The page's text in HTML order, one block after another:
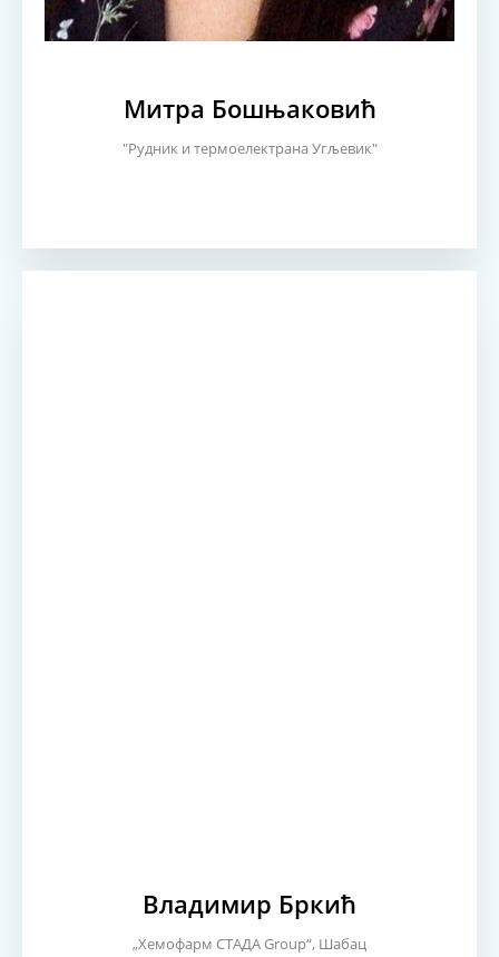
Митра Бошњаковић
"Рудник и термоелектрана Угљевик"
Владимир Бркић
„Хемофарм СТАДА Group“, Шабац